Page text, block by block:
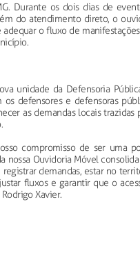
Durante os dois dias de
do atendimento direto, o
o fluxo de
unidade da Defensoria
defensores e defensoras
as demandas locais trazidas
compromisso de ser uma
nossa Ouvidoria Móvel
demandas, estar no
fluxos e garantir que o
Xavier.